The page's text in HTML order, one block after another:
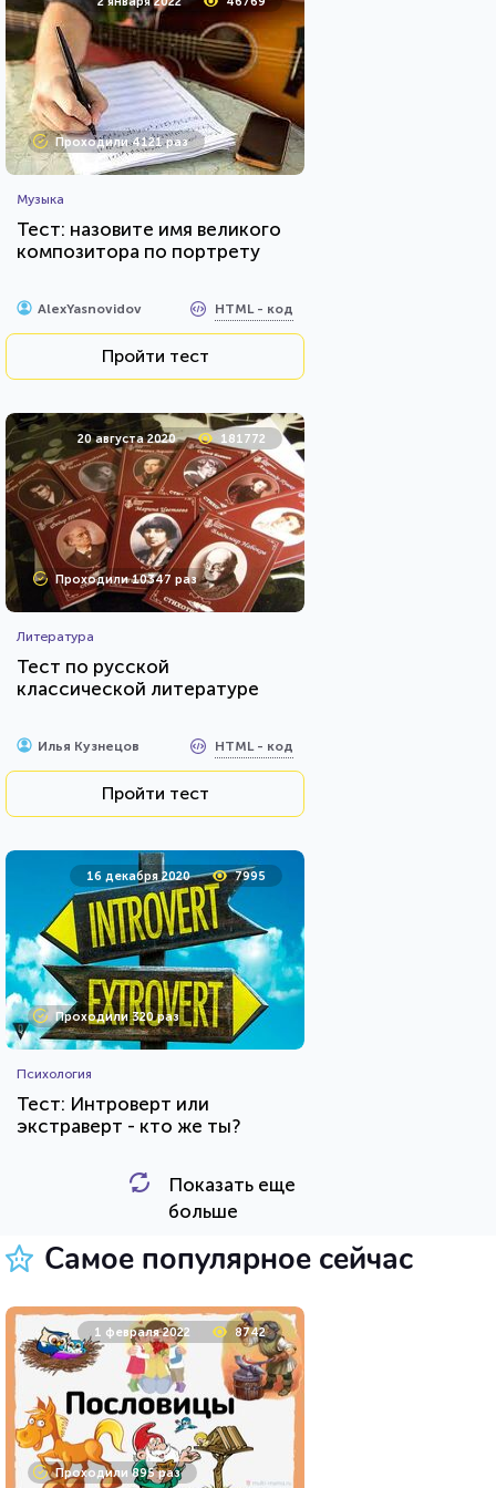
Проходили 4121 раз
Музыка
Тест: назовите имя великого
композитора по портрету
AlexYasnovidov HTML - код
Пройти тест
20 августа 2020 181772
Проходили 10347 раз
Литература
Тест по русской
классической литературе
Илья Кузнецов HTML - код
Пройти тест
16 декабря 2020 7995
Проходили 320 раз
Психология
Тест: Интроверт или
экстраверт - кто же ты?
HTML - код
23 марта 2021 219787
Проходили 74649 раз
Показать еще
больше
Самое популярное сейчас
1 февраля 2022 8742
Проходили 895 раз